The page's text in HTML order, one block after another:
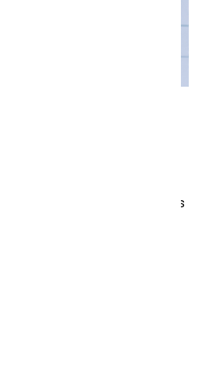
Latvijas Laikmetīgās
publicitātes foto
Laikmetīgās mākslas
posthumānisma filozofes Rozes
subjekti”. Atvēršanu pavadīs
“Charge”, kas tapusi
nama projektu “Obscene
mākslinieki no Baltijas
kas pirmo reizi izdota